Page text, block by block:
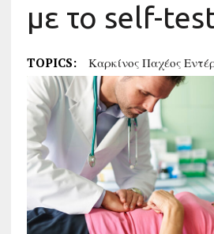
με το self-
TOPICS: Καρκίνος Παχέος